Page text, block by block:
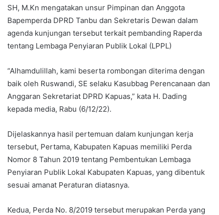
SH, M.Kn mengatakan unsur Pimpinan dan Anggota
Bapemperda DPRD Tanbu dan Sekretaris Dewan dalam
agenda kunjungan tersebut terkait pembanding Raperda
tentang Lembaga Penyiaran Publik Lokal (LPPL)
“Alhamdulillah, kami beserta rombongan diterima dengan
baik oleh Ruswandi, SE selaku Kasubbag Perencanaan dan
Anggaran Sekretariat DPRD Kapuas,” kata H. Dading
kepada media, Rabu (6/12/22).
Dijelaskannya hasil pertemuan dalam kunjungan kerja
tersebut, Pertama, Kabupaten Kapuas memiliki Perda
Nomor 8 Tahun 2019 tentang Pembentukan Lembaga
Penyiaran Publik Lokal Kabupaten Kapuas, yang dibentuk
sesuai amanat Peraturan diatasnya.
Kedua, Perda No. 8/2019 tersebut merupakan Perda yang